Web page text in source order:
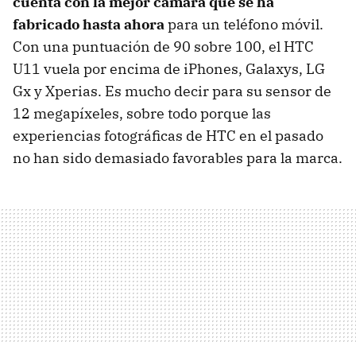
fabricado hasta ahorapara un teléfono móvil.
Con una puntuación de 90 sobre 100, el HTC
U11 vuela por encima de iPhones, Galaxys, LG
Gx y Xperias. Es mucho decir para su sensor de
12 megapíxeles, sobre todo porque las
experiencias fotográficas de HTC en el pasado
no han sido demasiado favorables para la marca.